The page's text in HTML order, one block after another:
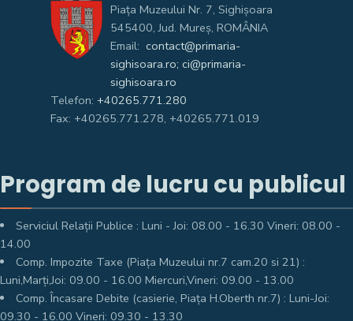
Piața Muzeului Nr. 7, Sighişoara
545400, Jud. Mureş, ROMÂNIA
Email: contact@primaria-
sighisoara.ro; ci@primaria-
sighisoara.ro
Telefon: +40265.771.280
Fax: +40265.771.278, +40265.771.019
Program de lucru cu publicul
Serviciul Relații Publice : Luni - Joi: 08.00 - 16.30 Vineri: 08.00 -
14.00
Comp. Impozite Taxe (Piața Muzeului nr.7 cam.20 si 21) :
Luni,Marți,Joi: 09.00 - 16.00 Miercuri,Vineri: 09.00 - 13.00
Comp. Încasare Debite (casierie, Piața H.Oberth nr.7) : Luni-Joi:
09.30 - 16.00 Vineri: 09.30 - 13.30